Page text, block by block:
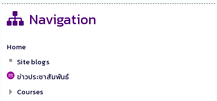
Navigation
Home
Site blogs
ข่าวประชาสัมพันธ์
Courses